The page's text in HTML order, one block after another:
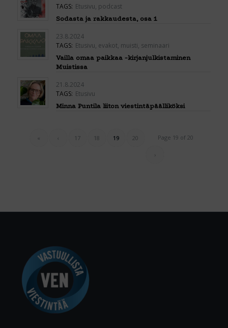
TAGS: Etusivu, podcast
Sodasta ja rakkaudesta, osa 1
23.8.2024
TAGS: Etusivu, evakot, muisti, seminaari
Vailla omaa paikkaa -kirjanjulkistaminen
Muistissa
21.8.2024
TAGS: Etusivu
Minna Puntila liiton viestintäpäälliköksi
Page 19 of 20
« ‹ 17 18 19 20
›